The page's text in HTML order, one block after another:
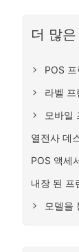
더 많
POS 프
라벨 프
모바일
열전사 데
POS 액세
내장 된 프
모델을